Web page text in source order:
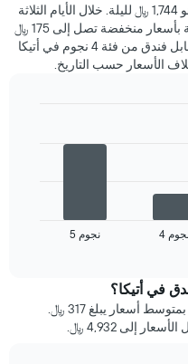
متوسط سعر الغرفة المزدوجة في أتيكا هو 1,744 ﷼ لليلة. خلال الأيام الثلاثة
الماضية، وجد كاياك (KAYAK) عروضًا رائعة بأسعار منخفضة تصل إلى 175 ﷼
لليلة. توقع أن تدفع حوالي 351 ﷼ لليلة مقابل فندق من فئة 4 نجوم في أتيكا
نجوم 5 نجوم
في أتيكا؟
تكون فنادق الأرخص في أتيكا في نوفمبر، بمتوسط أسعار يبلغ 317 ﷼.
إلى 4,932 ﷼.